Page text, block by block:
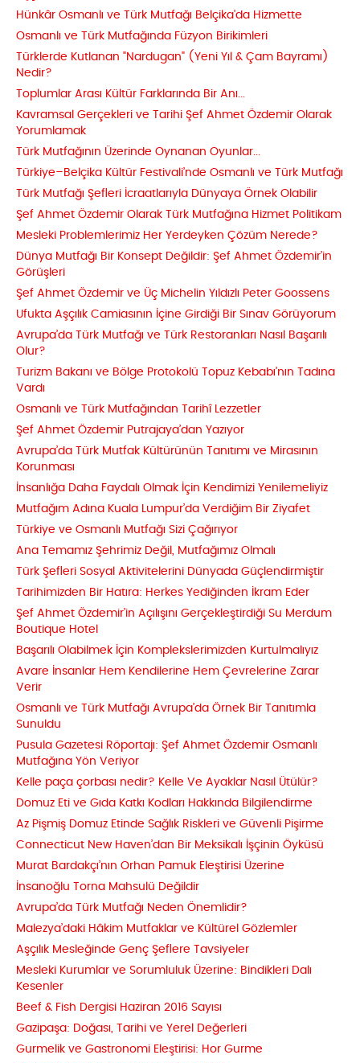
Hünkâr Osmanlı ve Türk Mutfağı Belçika'da Hizmette
Osmanlı ve Türk Mutfağında Füzyon Birikimleri
Türklerde Kutlanan "Nardugan" (Yeni Yıl & Çam Bayramı)
Nedir?
Toplumlar Arası Kültür Farklarında Bir Anı...
Kavramsal Gerçekleri ve Tarihi Şef Ahmet Özdemir Olarak
Yorumlamak
Türk Mutfağının Üzerinde Oynanan Oyunlar...
Türkiye–Belçika Kültür Festivali’nde Osmanlı ve Türk Mutfağı
Türk Mutfağı Şefleri İcraatlarıyla Dünyaya Örnek Olabilir
Şef Ahmet Özdemir Olarak Türk Mutfağına Hizmet Politikam
Mesleki Problemlerimiz Her Yerdeyken Çözüm Nerede?
Dünya Mutfağı Bir Konsept Değildir: Şef Ahmet Özdemir’in
Görüşleri
Şef Ahmet Özdemir ve Üç Michelin Yıldızlı Peter Goossens
Ufukta Aşçılık Camiasının İçine Girdiği Bir Sınav Görüyorum
Avrupa’da Türk Mutfağı ve Türk Restoranları Nasıl Başarılı
Olur?
Turizm Bakanı ve Bölge Protokolü Topuz Kebabı’nın Tadına
Vardı
Osmanlı ve Türk Mutfağından Tarihî Lezzetler
Şef Ahmet Özdemir Putrajaya’dan Yazıyor
Avrupa’da Türk Mutfak Kültürünün Tanıtımı ve Mirasının
Korunması
İnsanlığa Daha Faydalı Olmak İçin Kendimizi Yenilemeliyiz
Mutfağım Adına Kuala Lumpur’da Verdiğim Bir Ziyafet
Türkiye ve Osmanlı Mutfağı Sizi Çağırıyor
Ana Temamız Şehrimiz Değil, Mutfağımız Olmalı
Türk Şefleri Sosyal Aktivitelerini Dünyada Güçlendirmiştir
Tarihimizden Bir Hatıra: Herkes Yediğinden İkram Eder
Şef Ahmet Özdemir’in Açılışını Gerçekleştirdiği Su Merdum
Boutique Hotel
Başarılı Olabilmek İçin Komplekslerimizden Kurtulmalıyız
Avare İnsanlar Hem Kendilerine Hem Çevrelerine Zarar
Verir
Osmanlı ve Türk Mutfağı Avrupa’da Örnek Bir Tanıtımla
Sunuldu
Pusula Gazetesi Röportajı: Şef Ahmet Özdemir Osmanlı
Mutfağına Yön Veriyor
Kelle paça çorbası nedir? Kelle Ve Ayaklar Nasıl Ütülür?
Domuz Eti ve Gıda Katkı Kodları Hakkında Bilgilendirme
Az Pişmiş Domuz Etinde Sağlık Riskleri ve Güvenli Pişirme
Connecticut New Haven’dan Bir Meksikalı İşçinin Öyküsü
Murat Bardakçı’nın Orhan Pamuk Eleştirisi Üzerine
İnsanoğlu Torna Mahsulü Değildir
Avrupa’da Türk Mutfağı Neden Önemlidir?
Malezya’daki Hâkim Mutfaklar ve Kültürel Gözlemler
Aşçılık Mesleğinde Genç Şeflere Tavsiyeler
Mesleki Kurumlar ve Sorumluluk Üzerine: Bindikleri Dalı
Kesenler
Beef & Fish Dergisi Haziran 2016 Sayısı
Gazipaşa: Doğası, Tarihi ve Yerel Değerleri
Gurmelik ve Gastronomi Eleştirisi: Hor Gurme